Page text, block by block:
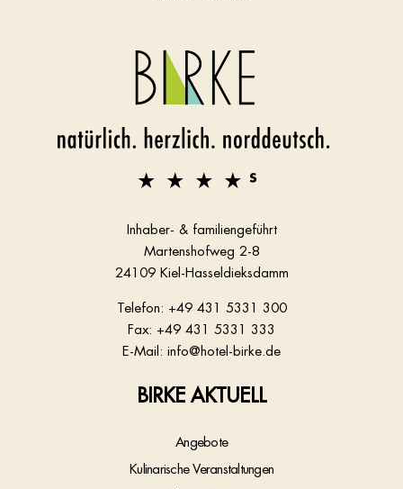
Inhaber- & familiengeführt
Martenshofweg 2-8
24109 Kiel-Hasseldieksdamm
Telefon: +49 431 5331 300
Fax: +49 431 5331 333
E-Mail: info@hotel-birke.de
BIRKE AKTUELL
Angebote
Kulinarische Veranstaltungen